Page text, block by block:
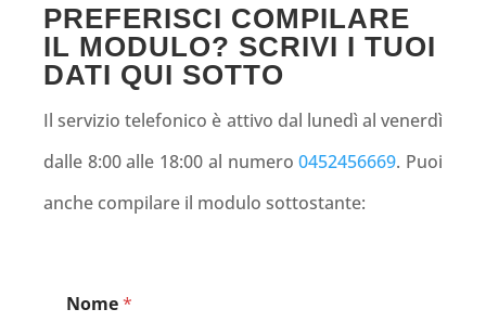
PREFERISCI COMPILARE
IL MODULO? SCRIVI I TUOI
DATI QUI SOTTO
Il servizio telefonico è attivo dal lunedì al venerdì
dalle 8:00 alle 18:00 al numero 0452456669. Puoi
anche compilare il modulo sottostante:
Nome*